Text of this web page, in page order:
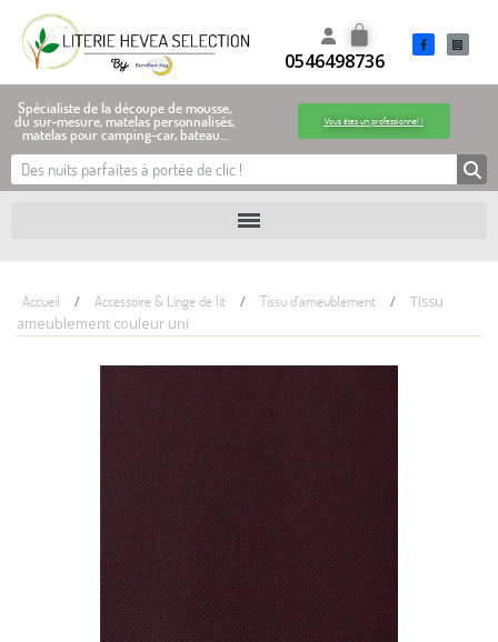
0546498736
Spécialiste de la découpe de mousse,
du sur-mesure, matelas personnalisés,
matelas pour camping-car, bateau…
Vous êtes un professionnel !
Accueil Accessoire & Linge de lit Tissu d'ameublement
Tissu
ameublement couleur uni